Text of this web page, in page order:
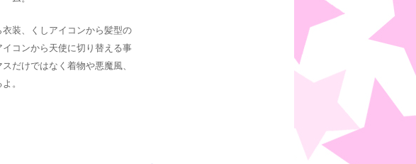
装、くしアイコンから髪型の
コンから天使に切り替える事
だけではなく着物や悪魔風、
。